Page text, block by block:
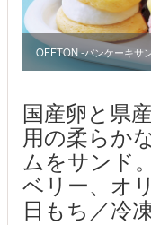
OFFTON -パンケーキサ
国産卵と県
用の柔らか
ムをサンド
ベリー、オ
日もち／冷